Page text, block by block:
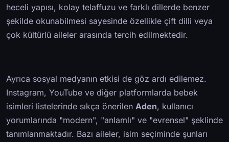
heceli yapısı, kolay telaffuzu ve farklı dillerde benzer
şekilde okunabilmesi sayesinde özellikle çift dilli veya
çok kültürlü aileler arasında tercih edilmektedir.
Ayrıca sosyal medyanın etkisi de göz ardı edilemez.
Instagram, YouTube ve diğer platformlarda bebek
isimleri listelerinde sıkça önerilen Aden, kullanıcı
yorumlarında "modern", "anlamlı" ve "evrensel" şeklinde
tanımlanmaktadır. Bazı aileler, isim seçiminde şunları